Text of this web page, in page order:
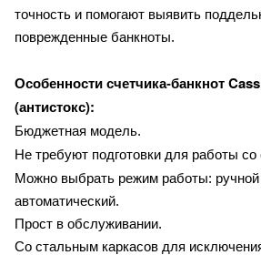
точность и помогают выявить
поврежденные банкноты.
Особенности счетчика-банкнот
(антистокс):
Бюджетная модель.
Не требуют подготовки для работы со
Можно выбрать режим работы:
автоматический.
Прост в обслуживании.
Со стальным каркасов для